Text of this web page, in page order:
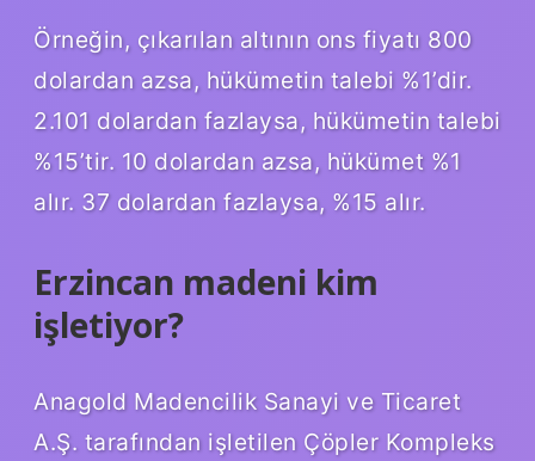
Örneğin, çıkarılan altının ons fiyatı 800
dolardan azsa, hükümetin talebi %1’dir.
2.101 dolardan fazlaysa, hükümetin talebi
%15’tir. 10 dolardan azsa, hükümet %1
alır. 37 dolardan fazlaysa, %15 alır.
Erzincan madeni kim
işletiyor?
Anagold Madencilik Sanayi ve Ticaret
A.Ş. tarafından işletilen Çöpler Kompleks